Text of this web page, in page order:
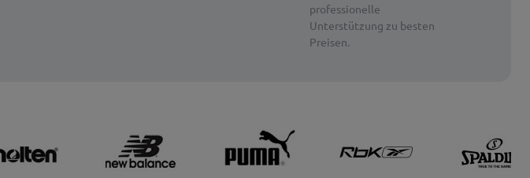
professionelle
Unterstützung zu besten
Preisen.